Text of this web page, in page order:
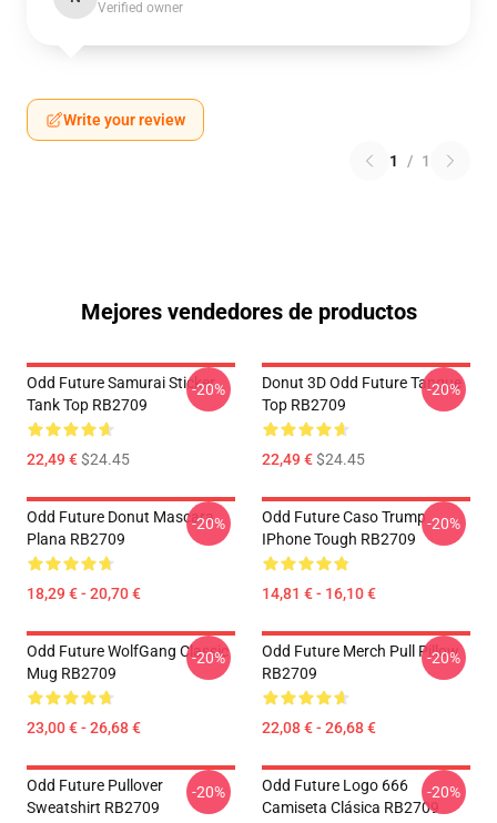
Verified owner
Write your review
1 / 1
Mejores vendedores de productos
Odd Future Samurai Sticker
Tank Top RB2709
22,49 €$24.45
-20%
Donut 3D Odd Future Tanque
Top RB2709
22,49 €$24.45
-20%
Odd Future Donut Mascara
Plana RB2709
18,29 € - 20,70 €
-20%
Odd Future Caso Trump
IPhone Tough RB2709
14,81 € - 16,10 €
-20%
Odd Future WolfGang Classic
Mug RB2709
23,00 € - 26,68 €
-20%
Odd Future Merch Pull Pillow
RB2709
22,08 € - 26,68 €
-20%
Odd Future Pullover
Sweatshirt RB2709
-20%
Odd Future Logo 666
Camiseta Clásica RB2709
-20%